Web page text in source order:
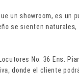
un showroom, es
se sienten
No. 36 Ens.
donde el cliente